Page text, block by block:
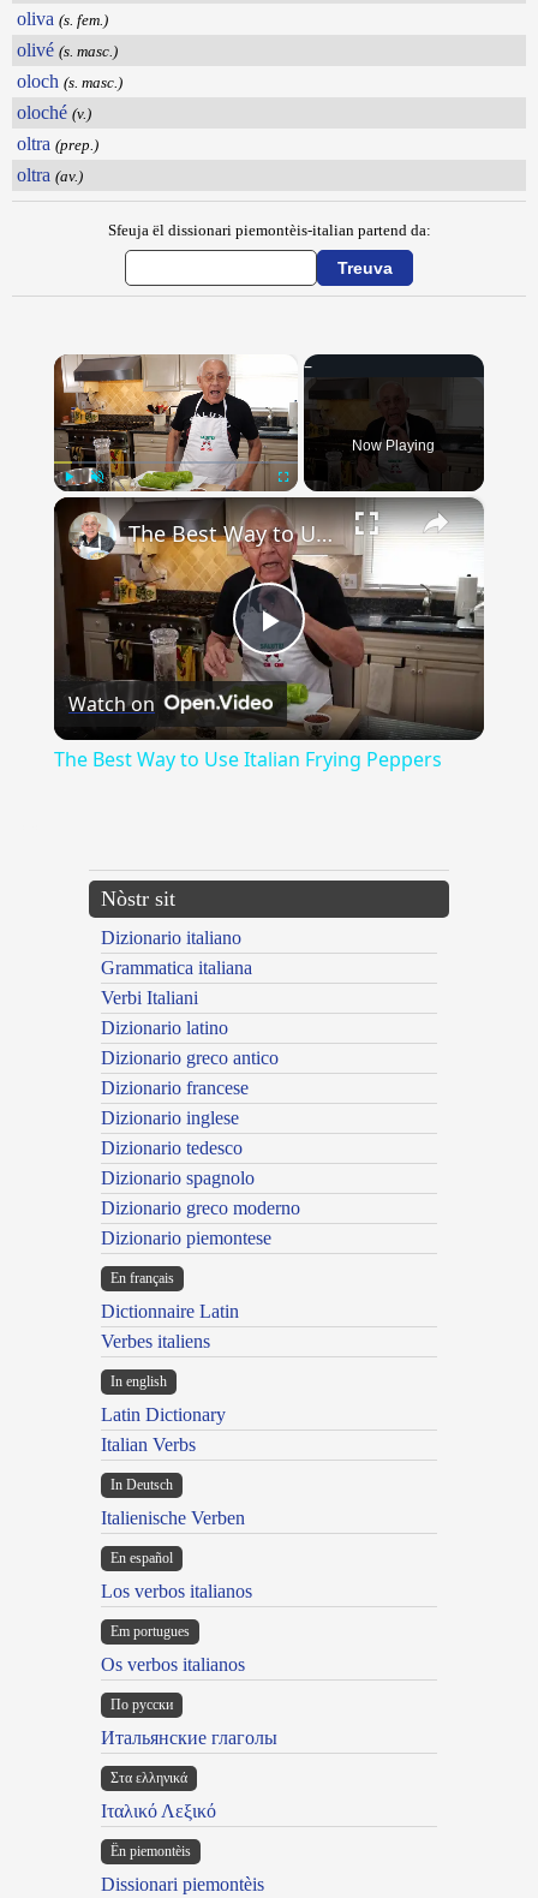
oliva (s. fem.)
olivé (s. masc.)
oloch (s. masc.)
oloché (v.)
oltra (prep.)
oltra (av.)
Sfeuja ël dissionari piemontèis-italian partend da:
Unmute
Now Playing
×
Play
Video
The Best Way to Use Italian Frying Peppers
Watch on
The Best Way to Use Italian Frying Peppers
Nòstr sit
Dizionario italiano
Grammatica italiana
Verbi Italiani
Dizionario latino
Dizionario greco antico
Dizionario francese
Dizionario inglese
Dizionario tedesco
Dizionario spagnolo
Dizionario greco moderno
Dizionario piemontese
En français
Dictionnaire Latin
Verbes italiens
In english
Latin Dictionary
Italian Verbs
In Deutsch
Italienische Verben
En español
Los verbos italianos
Em portugues
Os verbos italianos
По русски
Итальянские глаголы
Στα ελληνικά
Ιταλικό Λεξικό
Ën piemontèis
Dissionari piemontèis